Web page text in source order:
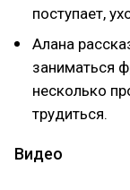
поступает,
Алана
заниматься
несколько
трудиться.
Видео